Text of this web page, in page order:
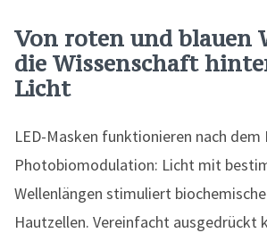
Von roten und blauen
die Wissenschaft
Licht
LED-Masken funktionieren nach dem
Photobiomodulation: Licht mit
Wellenlängen stimuliert
Hautzellen. Vereinfacht ausgedrückt